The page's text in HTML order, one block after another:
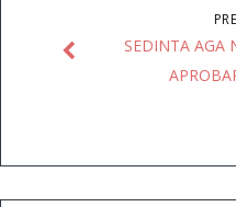
SEDINTA AGA